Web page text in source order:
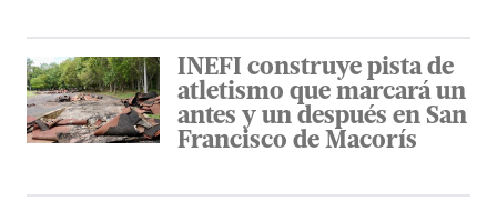
INEFI construye pista de
atletismo que marcará un
antes y un después en San
Francisco de Macorís